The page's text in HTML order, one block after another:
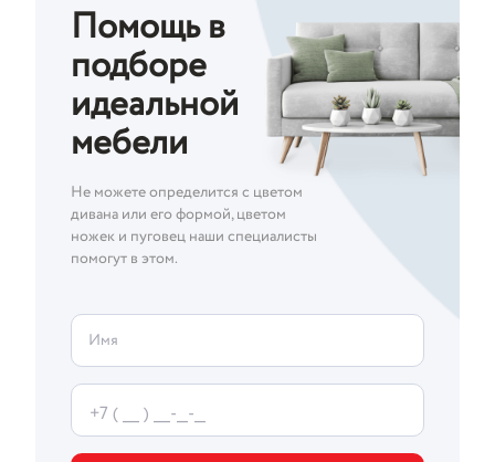
Помощь в
подборе
идеальной
мебели
Не можете определится с цветом
дивана или его формой, цветом
ножек и пуговец наши специалисты
помогут в этом.
Имя